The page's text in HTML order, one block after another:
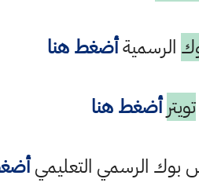
الرسميةأضغط هنا
تويتر أضغط هنا
بوك الرسمي التعليمي